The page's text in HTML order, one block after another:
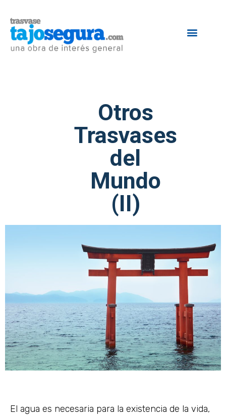
Otros
Trasvases
del
Mundo
(II)
El agua es necesaria para la existencia de la vida,